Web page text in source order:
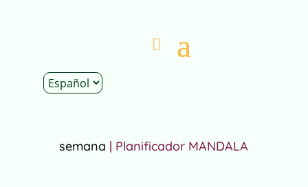
semana | Planificador MANDALA